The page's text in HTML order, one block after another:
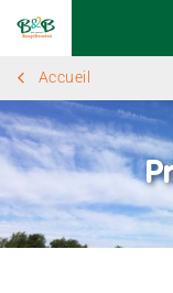
Accueil